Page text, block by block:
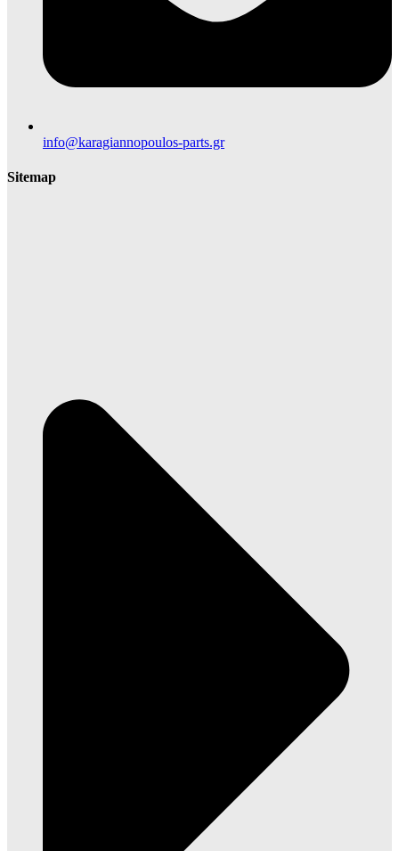
info@karagiannopoulos-parts.gr
Sitemap